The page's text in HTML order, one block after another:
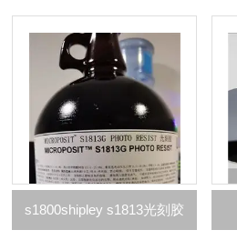
s1800shipley s1813光刻胶